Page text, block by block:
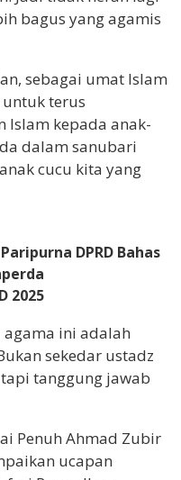
bagus yang agamis
sebagai umat Islam
terus
Islam kepada anak-
dalam sanubari
cucu kita yang
DPRD Bahas
2025
agama ini adalah
sekedar ustadz
tanggung jawab
Penuh Ahmad Zubir
ucapan